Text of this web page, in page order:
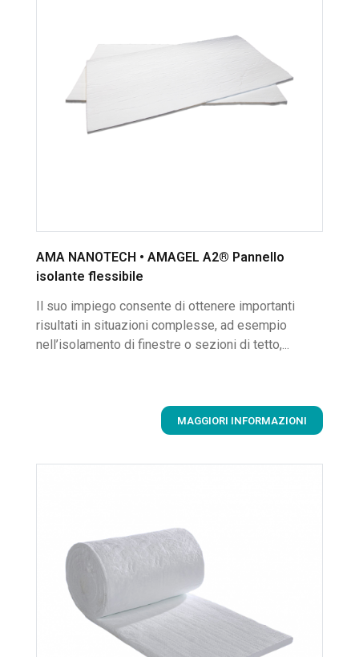
AMA NANOTECH • AMAGEL A2® Pannello
isolante flessibile
Il suo impiego consente di ottenere importanti
risultati in situazioni complesse, ad esempio
nell’isolamento di finestre o sezioni di tetto,...
MAGGIORI INFORMAZIONI